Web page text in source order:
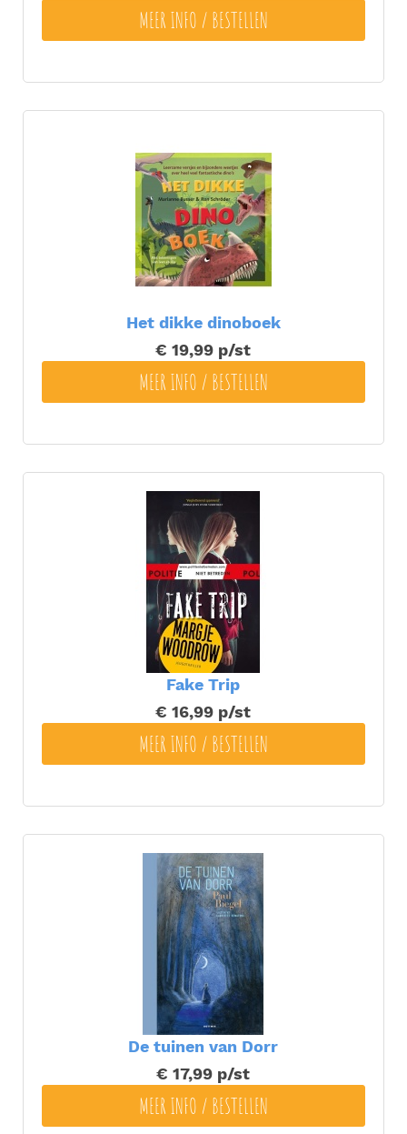
MEER INFO / BESTELLEN
Het dikke dinoboek
€ 19,99 p/st
MEER INFO / BESTELLEN
Fake Trip
€ 16,99 p/st
MEER INFO / BESTELLEN
De tuinen van Dorr
€ 17,99 p/st
MEER INFO / BESTELLEN